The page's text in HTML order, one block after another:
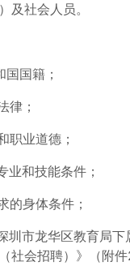
社会人员。
国国籍；
律；
职业道德；
业和技能条件；
的身体条件；
圳市龙华区教育局
社会招聘）》（附